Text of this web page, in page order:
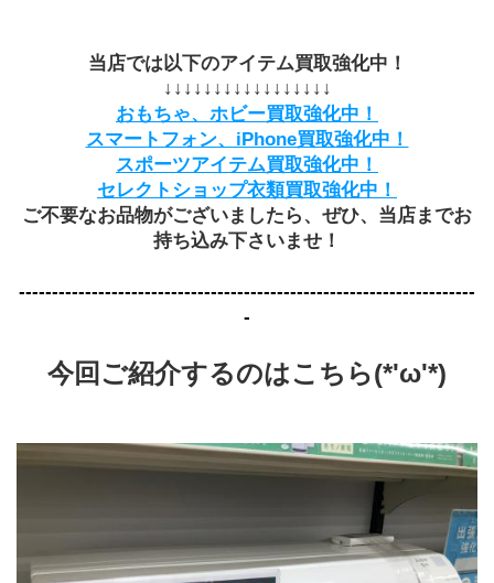
当店では以下のアイテム買取強化中！
↓↓↓↓↓↓↓↓↓↓↓↓↓↓↓↓↓
おもちゃ、ホビー買取強化中！
スマートフォン、iPhone買取強化中！
スポーツアイテム買取強化中！
セレクトショップ衣類買取強化中！
ご不要なお品物がございましたら、ぜひ、当店までお
持ち込み下さいませ！
---------------------------------------------------------------------
-
今回ご紹介するのはこちら(*'ω'*)